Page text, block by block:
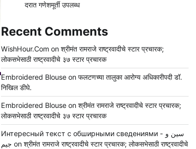
दरात गणेशमूर्ती उपलब्ध
Recent Comments
WishHour.Comon श्रीमंत रामराजे राष्ट्रवादीचे स्टार प्रचारक;
लोकसभेसाठी राष्ट्रवादीचे ३७ स्टार प्रचारक
Embroidered Blouseon फलटणच्या तालुका आरोग्य अधिकारीपदी डॉ.
निखिल डीघे.
Embroidered Blouseon श्रीमंत रामराजे राष्ट्रवादीचे स्टार प्रचारक;
लोकसभेसाठी राष्ट्रवादीचे ३७ स्टार प्रचारक
Интересный текст с обширными сведениями - سين و
جيم on श्रीमंत रामराजे राष्ट्रवादीचे स्टार प्रचारक; लोकसभेसाठी राष्ट्रवादीचे